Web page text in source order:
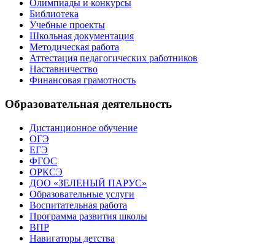
Олимпиады и конкурсы
Библиотека
Учебные проекты
Школьная документация
Методическая работа
Аттестация педагогических работников
Наставничество
Финансовая грамотность
Образовательная деятельность
Дистанционное обучение
ОГЭ
ЕГЭ
ФГОС
ОРКСЭ
ДОО «ЗЕЛЕНЫЙ ПАРУС»
Образовательные услуги
Воспитательная работа
Программа развития школы
ВПР
Навигаторы детства